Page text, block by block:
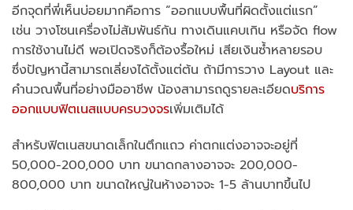
อีกจุดที่พี่เห็นบ่อยมากคือการ “ออกแบบพื้นที่ผิดตั้งแต่แรก”
เช่น วางโซนเครื่องไม่สัมพันธ์กัน ทางเดินแคบเกิน หรือจัด flow
การใช้งานไม่ดี พอเปิดจริงก็ต้องรื้อใหม่ เสียเงินซ้ำหลายรอบ
ซึ่งปัญหานี้สามารถเลี่ยงได้ตั้งแต่ต้น ถ้ามีการวาง Layout และ
คำนวณพื้นที่อย่างมืออาชีพ น้องสามารถดูรายละเอียดบริการ
ออกแบบฟิตเนสแบบครบวงจรเพิ่มเติมได้
สำหรับฟิตเนสขนาดเล็กในตึกแถว ค่าตกแต่งอาจจะอยู่ที่
50,000-200,000 บาท ขนาดกลางอาจจะ 200,000-
800,000 บาท ขนาดใหญ่ในห้างอาจจะ 1-5 ล้านบาทขึ้นไป